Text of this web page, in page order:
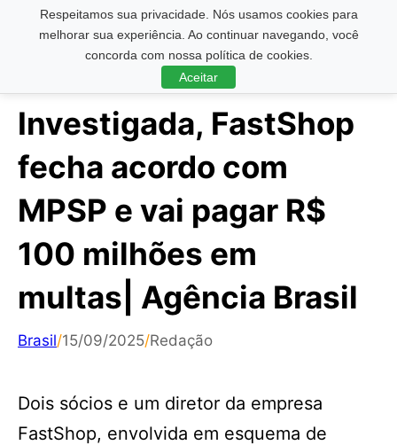
Respeitamos sua privacidade. Nós usamos cookies para
melhorar sua experiência. Ao continuar navegando, você
concorda com nossa política de cookies.
Aceitar
Pesquisar ...
Investigada, FastShop
fecha acordo com
MPSP e vai pagar R$
100 milhões em
multas| Agência Brasil
Brasil/15/09/2025/Redação
Dois sócios e um diretor da empresa
FastShop, envolvida em esquema de